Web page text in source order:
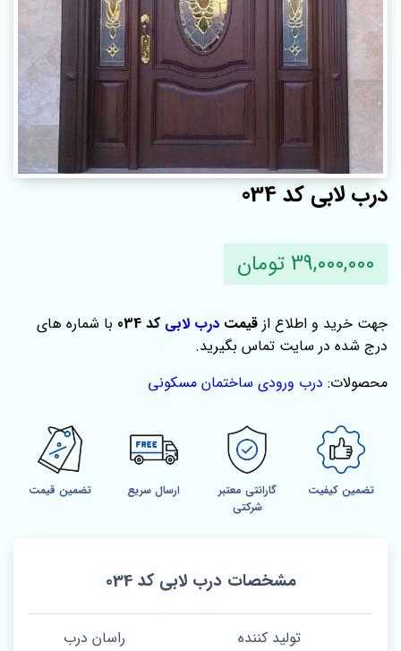
درب لابی کد 034
39,000,000 تومان
جهت خرید و اطلاع از قیمت درب لابی کد 034
با شماره های
درج شده در سایت تماس بگیرید.
محصولات: درب ورودی ساختمان مسکونی
تضمین کیفیت
گارانتی معتبر
شرکتی
ارسال سریع تضمین قیمت
مشخصات درب لابی کد 034
تولید کننده راسان درب